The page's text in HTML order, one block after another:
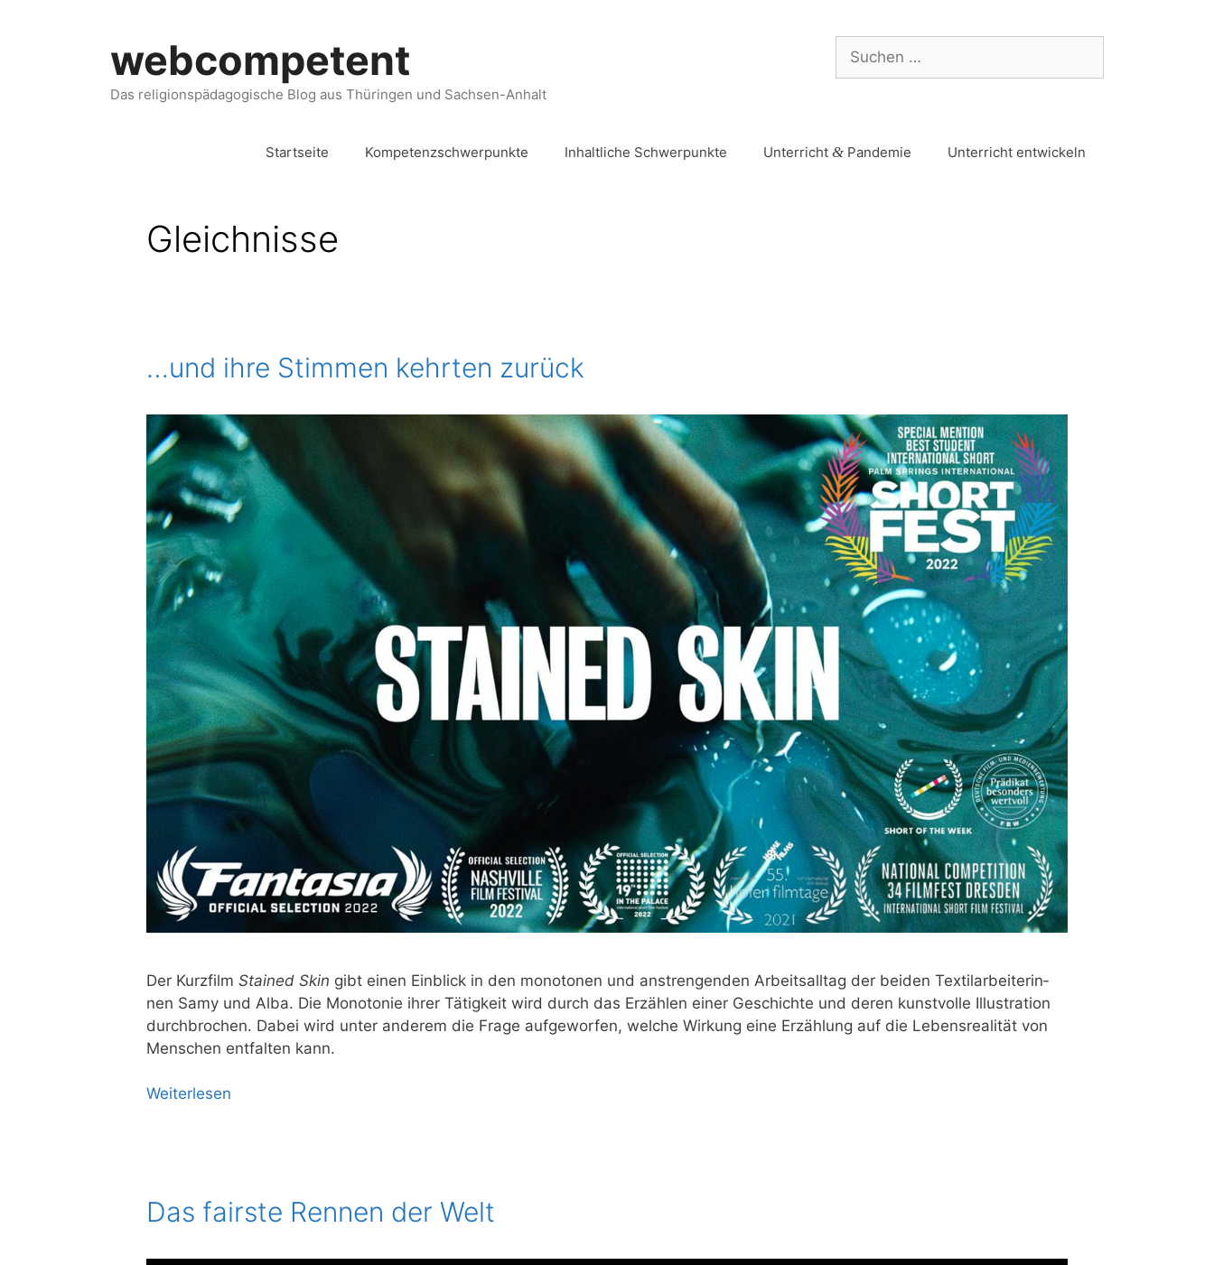
webcompetent
Das religionspädagogische Blog aus Thüringen und Sachsen-Anhalt
Startseite Kompetenzschwerpunkte Inhaltliche Schwerpunkte Unterricht & Pandemie Unterricht entwickeln
Gleichnisse
…und ihre Stimmen kehrten zurück
Der Kurz­film Stained Skin gibt einen Ein­blick in den mono­to­nen und anstren­gen­den Arbeits­all­tag der bei­den Tex­til­ar­bei­te­rin­
nen Samy und Alba. Die Mono­to­nie ihrer Tätig­keit wird durch das Erzäh­len einer Geschich­te und deren kunst­vol­le Illus­tra­ti­on
durch­bro­chen. Dabei wird unter ande­rem die Fra­ge auf­ge­wor­fen, wel­che Wir­kung eine Erzäh­lung auf die Lebens­rea­li­tät von
Men­schen ent­fal­ten kann.
Wei­ter­le­sen
Das fairste Rennen der Welt